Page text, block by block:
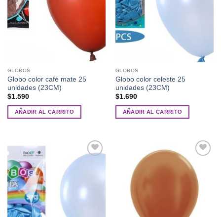
GLOBOS
Globo color café mate 25
unidades (23CM)
$1.590
AÑADIR AL CARRITO
GLOBOS
Globo color celeste 25
unidades (23CM)
$1.690
AÑADIR AL CARRITO
Añadir
a la
lista de
deseos